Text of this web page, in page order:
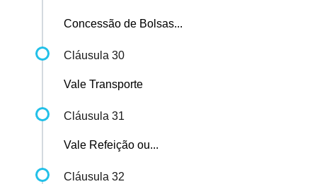
Concessão de Bolsas...
Cláusula 30
Vale Transporte
Cláusula 31
Vale Refeição ou...
Cláusula 32